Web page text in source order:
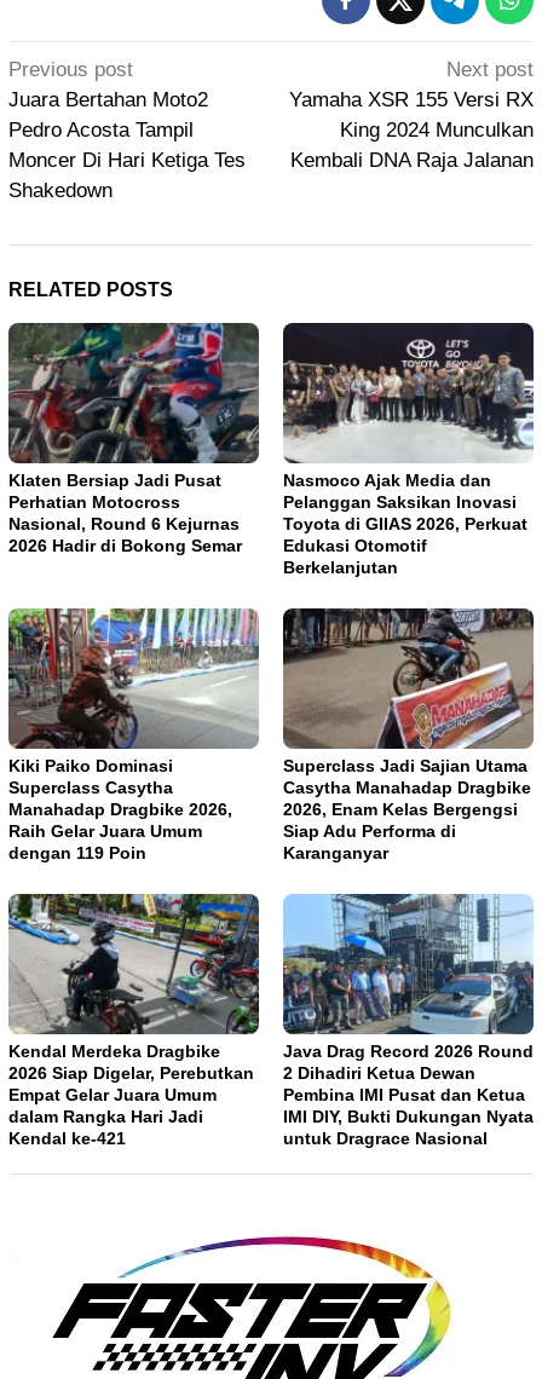
Post
navigation
Previous post
Juara Bertahan Moto2
Pedro Acosta Tampil
Moncer Di Hari Ketiga Tes
Shakedown
Next post
Yamaha XSR 155 Versi RX
King 2024 Munculkan
Kembali DNA Raja Jalanan
RELATED POSTS
Klaten Bersiap Jadi Pusat
Perhatian Motocross
Nasional, Round 6 Kejurnas
2026 Hadir di Bokong Semar
Nasmoco Ajak Media dan
Pelanggan Saksikan Inovasi
Toyota di GIIAS 2026, Perkuat
Edukasi Otomotif
Berkelanjutan
Kiki Paiko Dominasi
Superclass Casytha
Manahadap Dragbike 2026,
Raih Gelar Juara Umum
dengan 119 Poin
Superclass Jadi Sajian Utama
Casytha Manahadap Dragbike
2026, Enam Kelas Bergengsi
Siap Adu Performa di
Karanganyar
Kendal Merdeka Dragbike
2026 Siap Digelar, Perebutkan
Empat Gelar Juara Umum
dalam Rangka Hari Jadi
Kendal ke-421
Java Drag Record 2026 Round
2 Dihadiri Ketua Dewan
Pembina IMI Pusat dan Ketua
IMI DIY, Bukti Dukungan Nyata
untuk Dragrace Nasional